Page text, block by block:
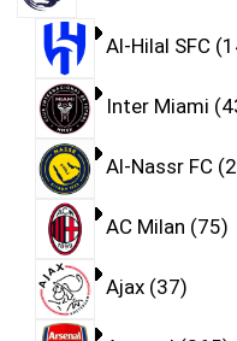
Al-Hilal SFC
Inter Miami
Al-Nassr FC
AC Milan 75
Ajax 37